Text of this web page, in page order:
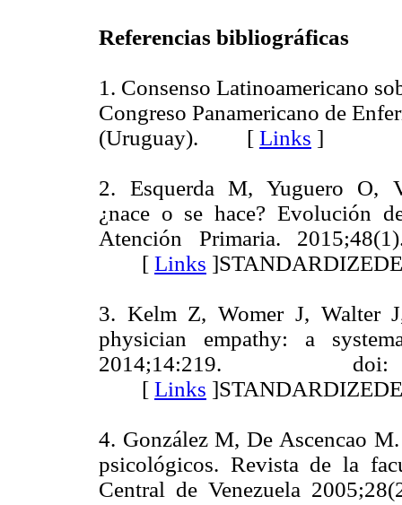
Referencias bibliográficas
1. Consenso Latinoamericano
Congreso Panamericano de
(Uruguay). [ Links ]
2. Esquerda M, Yuguero O,
¿nace o se hace? Evolución
Atención Primaria.
[ Links ]
3. Kelm Z, Womer J, Walter
physician empathy: a
2014;14:219. doi:
[ Links ]
4. González M, De Ascencao
psicológicos. Revista de la
Central de Venezuela